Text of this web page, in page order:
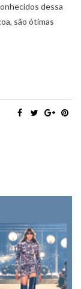
dessa
são ótimas